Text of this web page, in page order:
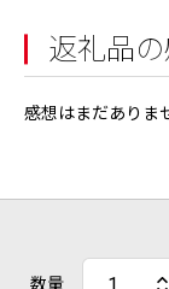
返礼品
感想はまだありま
数量